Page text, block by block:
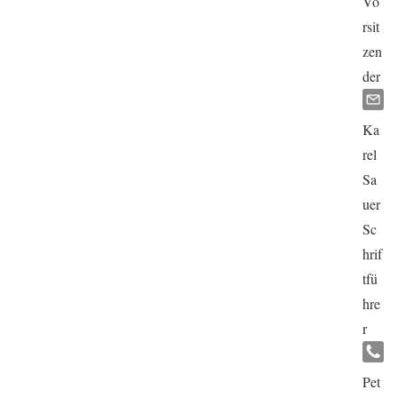
rsit
zen
der
Ka
rel
Sa
uer
Sc
hrif
tfü
hre
r
Pet